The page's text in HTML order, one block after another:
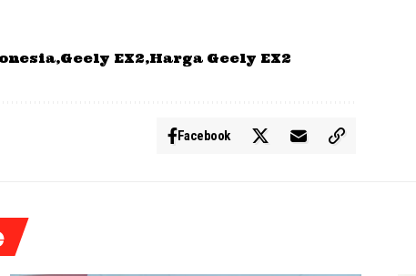
Geely EX2 Harga Geely EX2
Facebook